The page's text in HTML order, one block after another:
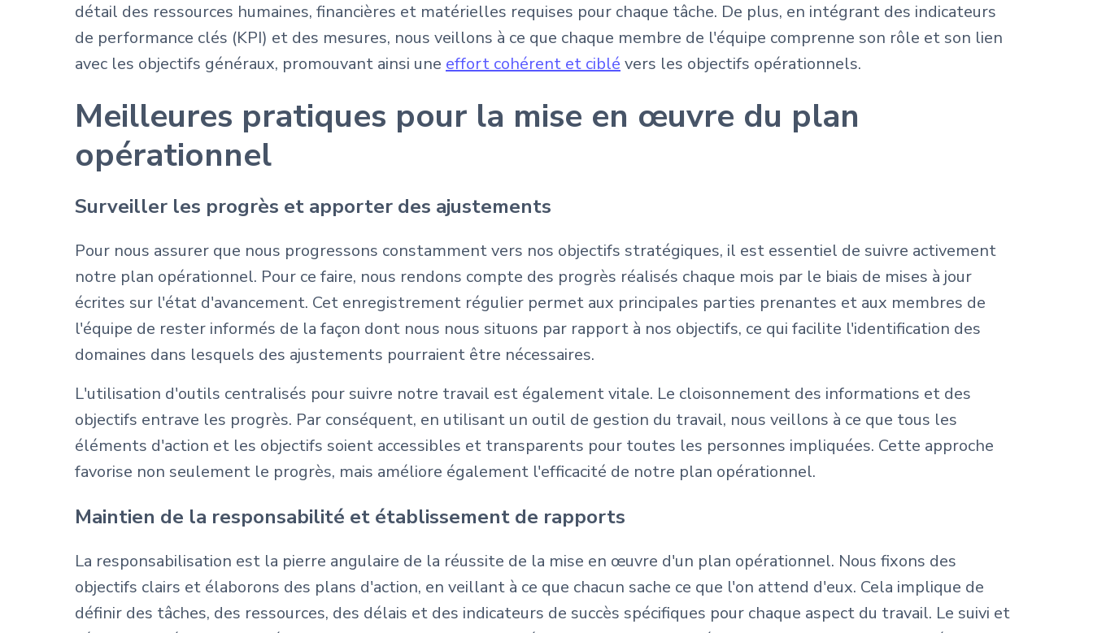
détail des ressources humaines, financières et matérielles requises pour chaque tâche. De plus, en intégrant des indicateurs
de performance clés (KPI) et des mesures, nous veillons à ce que chaque membre de l'équipe comprenne son rôle et son lien
avec les objectifs généraux, promouvant ainsi une effort cohérent et ciblé vers les objectifs opérationnels.
Meilleures pratiques pour la mise en œuvre du plan
opérationnel
Surveiller les progrès et apporter des ajustements
Pour nous assurer que nous progressons constamment vers nos objectifs stratégiques, il est essentiel de suivre activement
notre plan opérationnel. Pour ce faire, nous rendons compte des progrès réalisés chaque mois par le biais de mises à jour
écrites sur l'état d'avancement. Cet enregistrement régulier permet aux principales parties prenantes et aux membres de
l'équipe de rester informés de la façon dont nous nous situons par rapport à nos objectifs, ce qui facilite l'identification des
domaines dans lesquels des ajustements pourraient être nécessaires.
L'utilisation d'outils centralisés pour suivre notre travail est également vitale. Le cloisonnement des informations et des
objectifs entrave les progrès. Par conséquent, en utilisant un outil de gestion du travail, nous veillons à ce que tous les
éléments d'action et les objectifs soient accessibles et transparents pour toutes les personnes impliquées. Cette approche
favorise non seulement le progrès, mais améliore également l'efficacité de notre plan opérationnel.
Maintien de la responsabilité et établissement de rapports
La responsabilisation est la pierre angulaire de la réussite de la mise en œuvre d'un plan opérationnel. Nous fixons des
objectifs clairs et élaborons des plans d'action, en veillant à ce que chacun sache ce que l'on attend d'eux. Cela implique de
définir des tâches, des ressources, des délais et des indicateurs de succès spécifiques pour chaque aspect du travail. Le suivi et